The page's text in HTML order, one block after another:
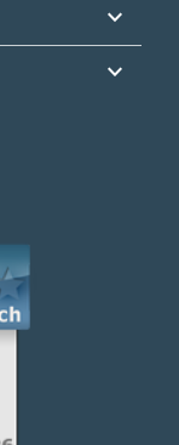
keyboard_arrow_down
keyboard_arrow_down